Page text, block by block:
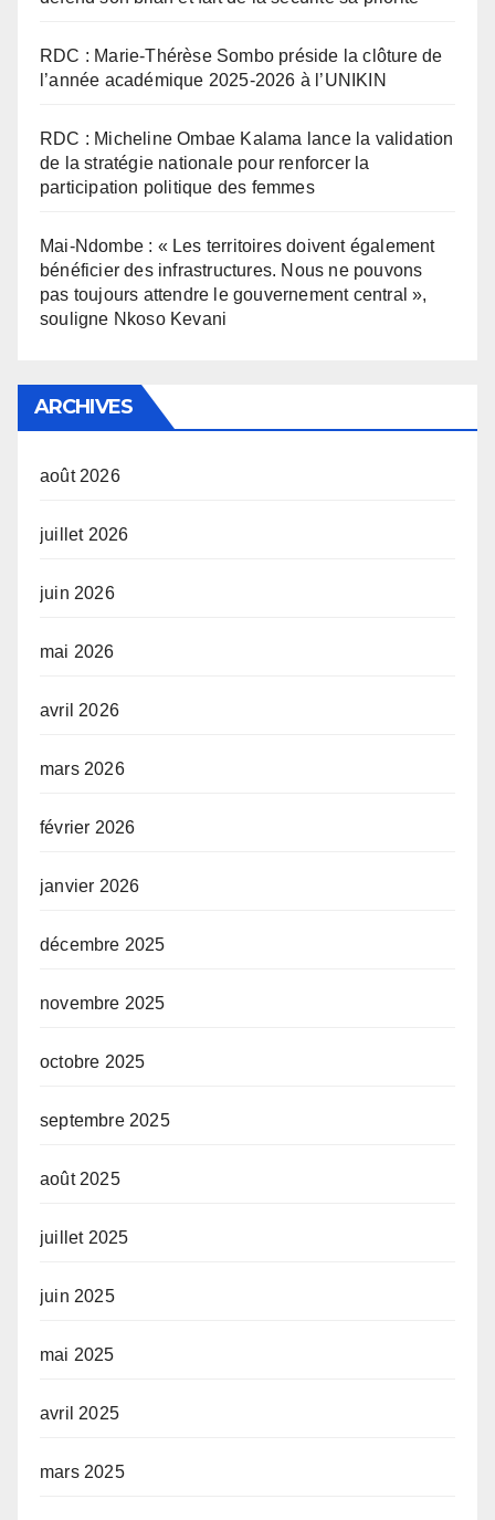
RDC : Marie-Thérèse Sombo préside la clôture de
l’année académique 2025-2026 à l’UNIKIN
RDC : Micheline Ombae Kalama lance la validation
de la stratégie nationale pour renforcer la
participation politique des femmes
Mai-Ndombe : « Les territoires doivent également
bénéficier des infrastructures. Nous ne pouvons
pas toujours attendre le gouvernement central »,
souligne Nkoso Kevani
ARCHIVES
août 2026
juillet 2026
juin 2026
mai 2026
avril 2026
mars 2026
février 2026
janvier 2026
décembre 2025
novembre 2025
octobre 2025
septembre 2025
août 2025
juillet 2025
juin 2025
mai 2025
avril 2025
mars 2025